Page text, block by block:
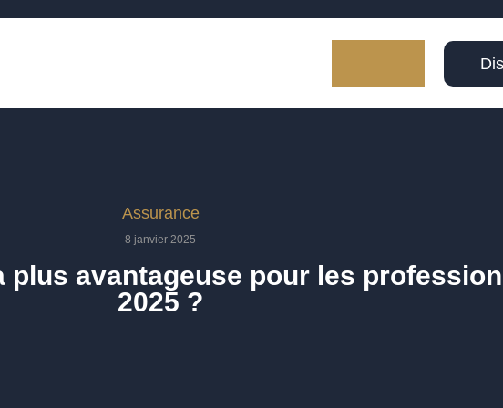
Assurance
8 janvier 2025
plus avantageuse pour les
2025 ?